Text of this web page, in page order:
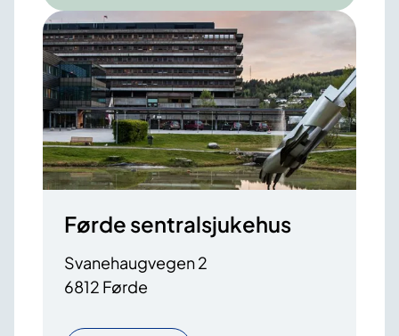
Førde sentralsjukehus
Svanehaugvegen 2
6812 Førde